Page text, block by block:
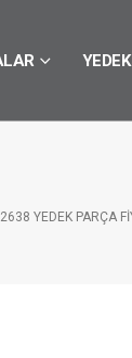
YEDEK PARÇA